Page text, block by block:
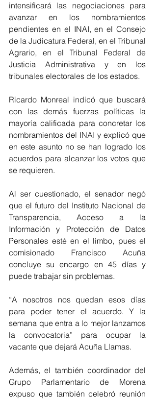
intensificará las negociaciones para
avanzar en los nombramientos
pendientes en el INAI, en el Consejo
de la Judicatura Federal, en el Tribunal
Agrario, en el Tribunal Federal de
Justicia Administrativa y en los
tribunales electorales de los estados.
Ricardo Monreal indicó que buscará
con las demás fuerzas políticas la
mayoría calificada para concretar los
nombramientos del INAI y explicó que
en este asunto no se han logrado los
acuerdos para alcanzar los votos que
se requieren.
Al ser cuestionado, el senador negó
que el futuro del Instituto Nacional de
Transparencia, Acceso a la
Información y Protección de Datos
Personales esté en el limbo, pues el
comisionado Francisco Acuña
concluye su encargo en 45 días y
puede trabajar sin problemas.
“A nosotros nos quedan esos días
para poder tener el acuerdo. Y la
semana que entra a lo mejor lanzamos
la convocatoria” para ocupar la
vacante que dejará Acuña Llamas.
Además, el también coordinador del
Grupo Parlamentario de Morena
expuso que también celebró reunión